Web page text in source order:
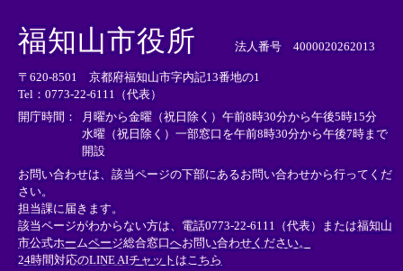
外
部
リ
ン
ク
＞
外
リ
ン
ク
＞
外
部
ン
ク
＞
福知山市役所 法人番号 4000020262013
〒620-8501 京都府福知山市字内記13番地の1
Tel：0773-22-6111（代表）
開庁時間：
月曜から金曜（祝日除く）午前8時30分から午後5時15分
水曜（祝日除く）一部窓口を午前8時30分から午後7時まで
開設
お問い合わせは、該当ページの下部にあるお問い合わせから行ってくだ
さい。
担当課に届きます。
該当ページがわからない方は、電話0773-22-6111（代表）または福知山
市公式ホームページ総合窓口へお問い合わせください。
24時間対応のLINE AIチャットはこちら